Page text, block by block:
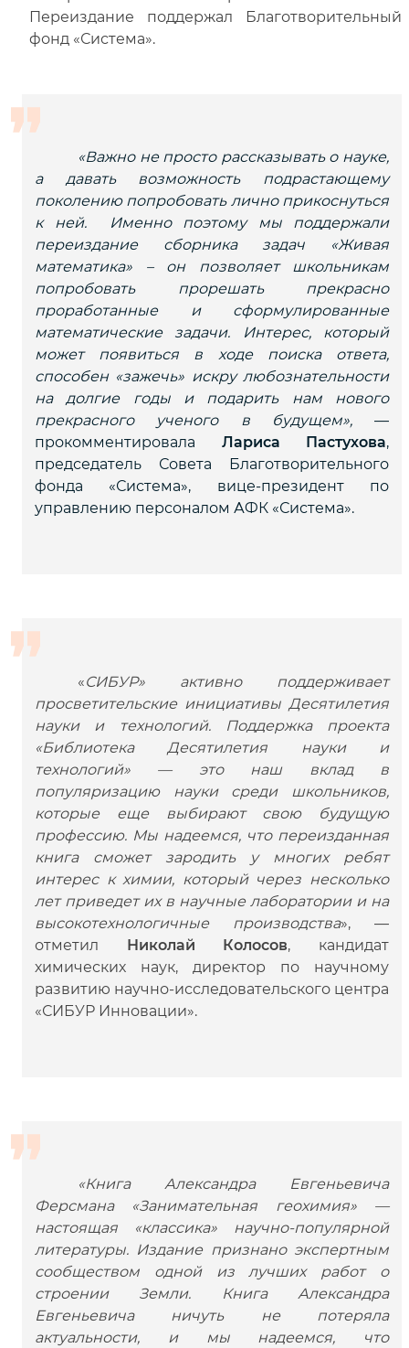
Переиздание поддержал Благотворительный
фонд «Система».
«Важно не просто рассказывать о науке,
а давать возможность подрастающему
поколению попробовать лично прикоснуться
к ней. Именно поэтому мы поддержали
переиздание сборника задач «Живая
математика» – он позволяет школьникам
попробовать прорешать прекрасно
проработанные и сформулированные
математические задачи. Интерес, который
может появиться в ходе поиска ответа,
способен «зажечь» искру любознательности
на долгие годы и подарить нам нового
прекрасного ученого в будущем»,—
прокомментировала Лариса Пастухова,
председатель Совета Благотворительного
фонда «Система», вице-президент по
управлению персоналом АФК «Система».
«СИБУР» активно поддерживает
просветительские инициативы Десятилетия
науки и технологий. Поддержка проекта
«Библиотека Десятилетия науки и
технологий» — это наш вклад в
популяризацию науки среди школьников,
которые еще выбирают свою будущую
профессию. Мы надеемся, что переизданная
книга сможет зародить у многих ребят
интерес к химии, который через несколько
лет приведет их в научные лаборатории и на
высокотехнологичные производства», —
отметил Николай Колосов, кандидат
химических наук, директор по научному
развитию научно-исследовательского центра
«СИБУР Инновации».
«Книга Александра Евгеньевича
Ферсмана «Занимательная геохимия» —
настоящая «классика» научно-популярной
литературы. Издание признано экспертным
сообществом одной из лучших работ о
строении Земли. Книга Александра
Евгеньевича ничуть не потеряла
актуальности, и мы надеемся, что